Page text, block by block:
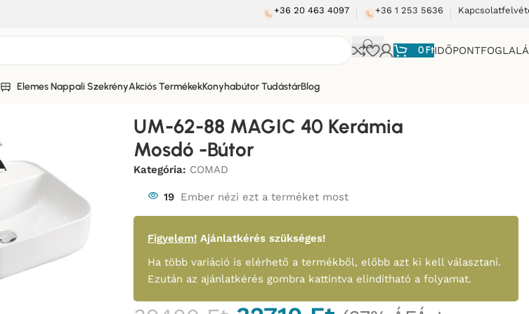
+36 20 463 4097 +36 1 253 5636
0Ft
Elemes Nappali SzekrényAkciós TermékekKonyhabútor TudástárBlog
UM-62-88 MAGIC 40 Kerámia
Mosdó -Bútor
Kategória: COMAD
19 Ember nézi ezt a terméket most
Figyelem! Ajánlatkérés szükséges!
Ha több variáció is elérhető a termékből, előbb azt ki kell választani.
Ezután az ajánlatkérés gombra kattintva elindítható a folyamat.